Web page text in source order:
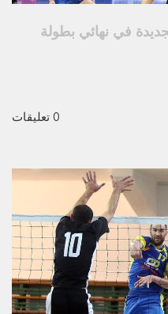
في نهائي بطولة
0 تعليقات